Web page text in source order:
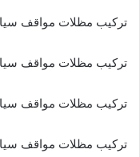
تركيب مظلات مواقف
تركيب مظلات مواقف
تركيب مظلات مواقف
تركيب مظلات مواقف